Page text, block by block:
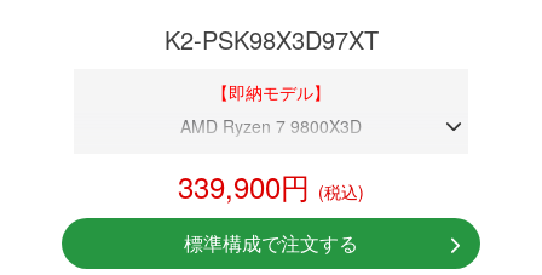
K2-PSK98X3D97XT
【即納モデル】
AMD Ryzen 7 9800X3D
RX 9070XT 16GB
NVMeSSD 1TB
Windows11 Home 64bit
339,900円 (税込)
標準構成で注文する